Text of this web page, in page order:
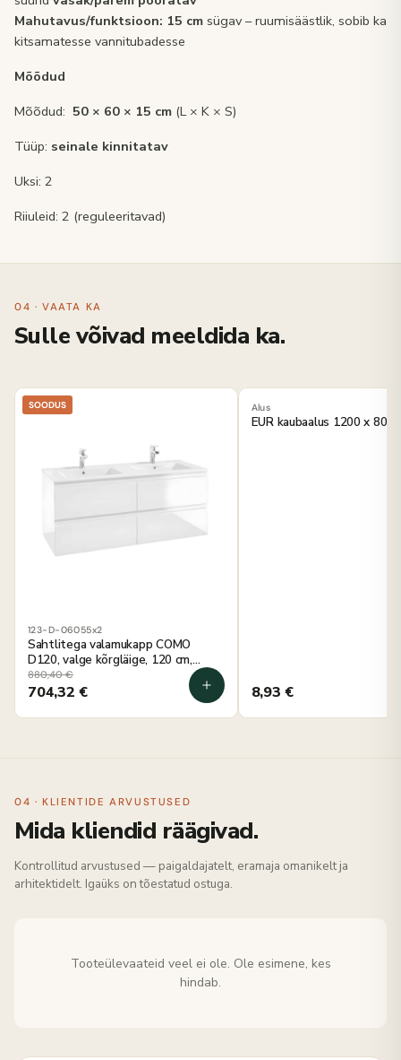
Mahutavus/funktsioon: 15 cm sügav – ruumisäästlik, sobib ka
kitsamatesse vannitubadesse
Mõõdud
Mõõdud: 50 × 60 × 15 cm (L × K × S)
Tüüp: seinale kinnitatav
Uksi: 2
Riiuleid: 2 (reguleeritavad)
04 · VAATA KA
Sulle võivad meeldida ka.
SOODUS
123-D-06055x2
Sahtlitega valamukapp COMO
D120, valge kõrgläige, 120 cm,
seinale kinnitatav
880,40€
704,32 €
Alus
EUR kaubaalus 1200 x 800
8,93 €
04 · KLIENTIDE ARVUSTUSED
Mida kliendid räägivad.
Kontrollitud arvustused — paigaldajatelt, eramaja omanikelt ja
arhitektidelt. Igaüks on tõestatud ostuga.
Tooteülevaateid veel ei ole. Ole esimene, kes
hindab.